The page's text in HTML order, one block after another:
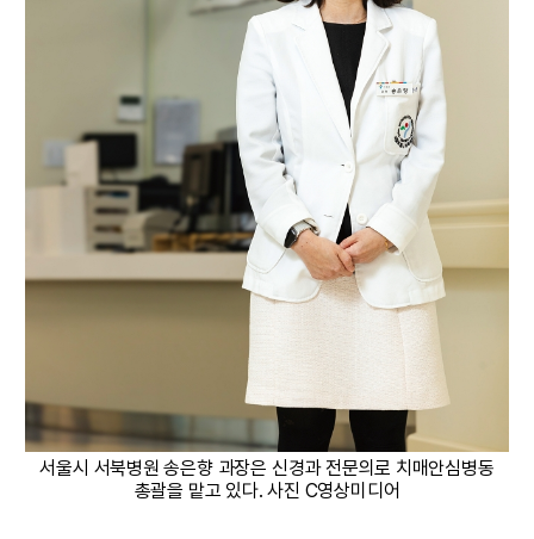
서울시 서북병원 송은향 과장은 신경과 전문의로 치매안심병동
총괄을 맡고 있다. 사진 C영상미디어